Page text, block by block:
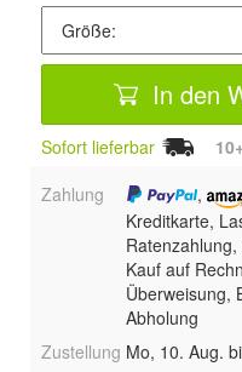
In den
Sofort lieferbar
Zahlung
,
Kreditkarte,
Kauf auf
Überweisung,
Abholung
Zustellung Mo, 10. Aug.